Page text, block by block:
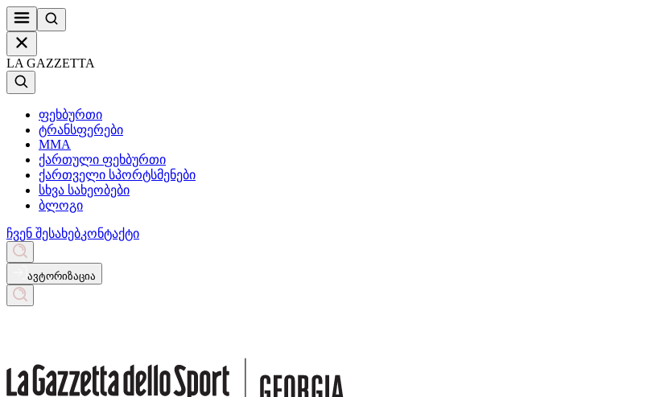
LA GAZZETTA
ფეხბურთი
ტრანსფერები
MMA
ქართული ფეხბურთი
ქართველი სპორტსმენები
სხვა სახეობები
ბლოგი
ჩვენ შესახებკონტაქტი
ავტორიზაცია